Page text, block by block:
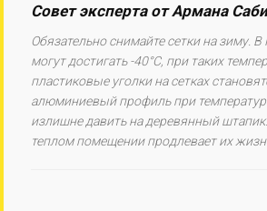
Совет эксперта от Армана
Обязательно снимайте сетки на зиму.
могут достигать -40°C, при таких
пластиковые уголки на сетках
алюминиевый профиль при
излишне давить на деревянный
теплом помещении продлевает их